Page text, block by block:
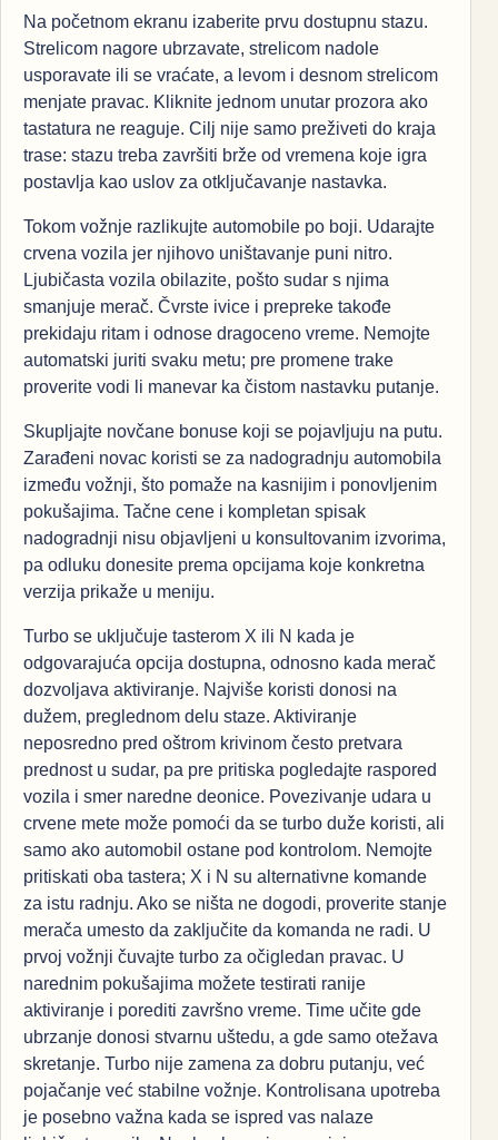
Na početnom ekranu izaberite prvu dostupnu stazu.
Strelicom nagore ubrzavate, strelicom nadole
usporavate ili se vraćate, a levom i desnom strelicom
menjate pravac. Kliknite jednom unutar prozora ako
tastatura ne reaguje. Cilj nije samo preživeti do kraja
trase: stazu treba završiti brže od vremena koje igra
postavlja kao uslov za otključavanje nastavka.
Tokom vožnje razlikujte automobile po boji. Udarajte
crvena vozila jer njihovo uništavanje puni nitro.
Ljubičasta vozila obilazite, pošto sudar s njima
smanjuje merač. Čvrste ivice i prepreke takođe
prekidaju ritam i odnose dragoceno vreme. Nemojte
automatski juriti svaku metu; pre promene trake
proverite vodi li manevar ka čistom nastavku putanje.
Skupljajte novčane bonuse koji se pojavljuju na putu.
Zarađeni novac koristi se za nadogradnju automobila
između vožnji, što pomaže na kasnijim i ponovljenim
pokušajima. Tačne cene i kompletan spisak
nadogradnji nisu objavljeni u konsultovanim izvorima,
pa odluku donesite prema opcijama koje konkretna
verzija prikaže u meniju.
Turbo se uključuje tasterom X ili N kada je
odgovarajuća opcija dostupna, odnosno kada merač
dozvoljava aktiviranje. Najviše koristi donosi na
dužem, preglednom delu staze. Aktiviranje
neposredno pred oštrom krivinom često pretvara
prednost u sudar, pa pre pritiska pogledajte raspored
vozila i smer naredne deonice. Povezivanje udara u
crvene mete može pomoći da se turbo duže koristi, ali
samo ako automobil ostane pod kontrolom. Nemojte
pritiskati oba tastera; X i N su alternativne komande
za istu radnju. Ako se ništa ne dogodi, proverite stanje
merača umesto da zaključite da komanda ne radi. U
prvoj vožnji čuvajte turbo za očigledan pravac. U
narednim pokušajima možete testirati ranije
aktiviranje i porediti završno vreme. Time učite gde
ubrzanje donosi stvarnu uštedu, a gde samo otežava
skretanje. Turbo nije zamena za dobru putanju, već
pojačanje već stabilne vožnje. Kontrolisana upotreba
je posebno važna kada se ispred vas nalaze